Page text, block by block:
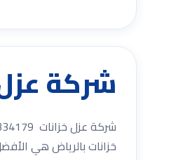
شركة عزل خزانات
خزانات بالرياض هي